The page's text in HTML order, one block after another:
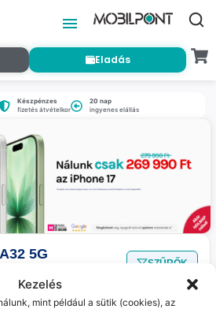
Kezelés
mint például a sütik (cookies), az
Eladás
Készpénzes
fizetés átvételkor
20 nap
ingyenes elállás
5G
SZŰRŐK